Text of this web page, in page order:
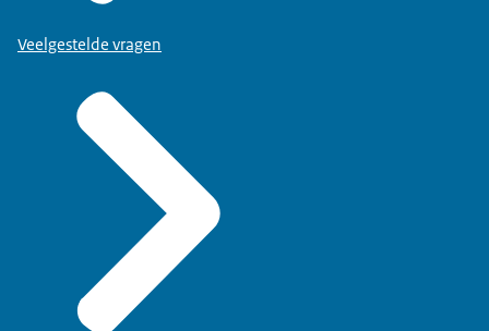
Veelgestelde vragen